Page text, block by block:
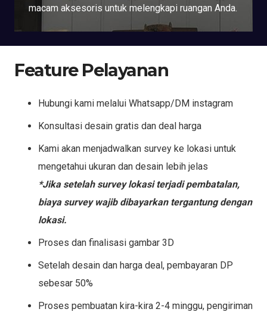
macam aksesoris untuk melengkapi ruangan Anda.
Feature Pelayanan
Hubungi kami melalui Whatsapp/DM instagram
Konsultasi desain gratis dan deal harga
Kami akan menjadwalkan survey ke lokasi untuk
mengetahui ukuran dan desain lebih jelas
*Jika setelah survey lokasi terjadi pembatalan,
biaya survey wajib dibayarkan tergantung dengan
lokasi.
Proses dan finalisasi gambar 3D
Setelah desain dan harga deal, pembayaran DP
sebesar 50%
Proses pembuatan kira-kira 2-4 minggu, pengiriman